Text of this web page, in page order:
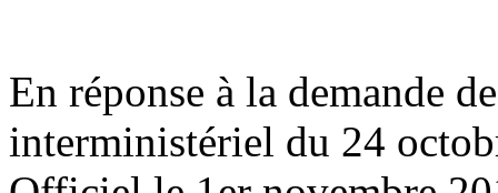
En réponse à la demande
interministériel du 24